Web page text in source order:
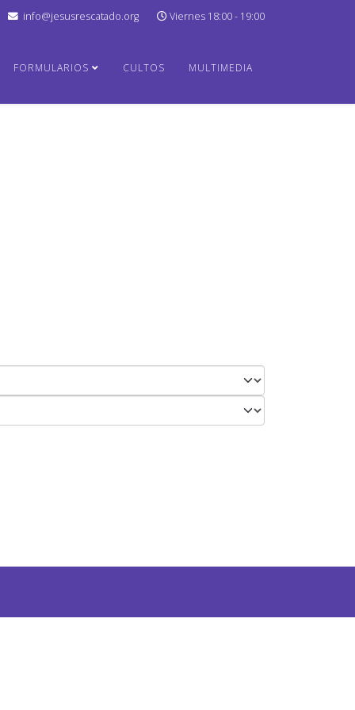
info@jesusrescatado.org Viernes 18:00 - 19:00
FORMULARIOS CULTOS MULTIMEDIA